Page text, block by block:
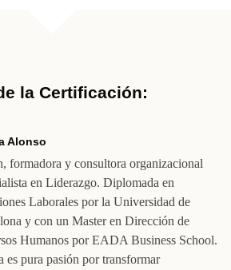
la Certificación:
Alonso
formadora y consultora organizacional
en Liderazgo. Diplomada en
Laborales por la Universidad de
y con un Master en Dirección de
Humanos por EADA Business School.
es pura pasión por transformar